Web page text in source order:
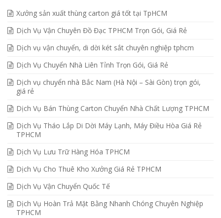
Xưởng sản xuất thùng carton giá tốt tại TpHCM
Dịch Vụ Vận Chuyên Đồ Đạc TPHCM Trọn Gói, Giá Rẻ
Dịch vụ vận chuyển, di dời két sắt chuyên nghiệp tphcm
Dịch Vụ Chuyển Nhà Liên Tỉnh Trọn Gói, Giá Rẻ
Dịch vụ chuyển nhà Bắc Nam (Hà Nội – Sài Gòn) trọn gói,
giá rẻ
Dịch Vụ Bán Thùng Carton Chuyển Nhà Chất Lượng TPHCM
Dịch Vụ Tháo Lắp Di Dời Máy Lạnh, Máy Điều Hòa Giá Rẻ
TPHCM
Dịch Vụ Lưu Trữ Hàng Hóa TPHCM
Dịch Vụ Cho Thuê Kho Xưởng Giá Rẻ TPHCM
Dịch Vụ Vận Chuyển Quốc Tế
Dịch Vụ Hoàn Trả Mặt Bằng Nhanh Chóng Chuyên Nghiệp
TPHCM